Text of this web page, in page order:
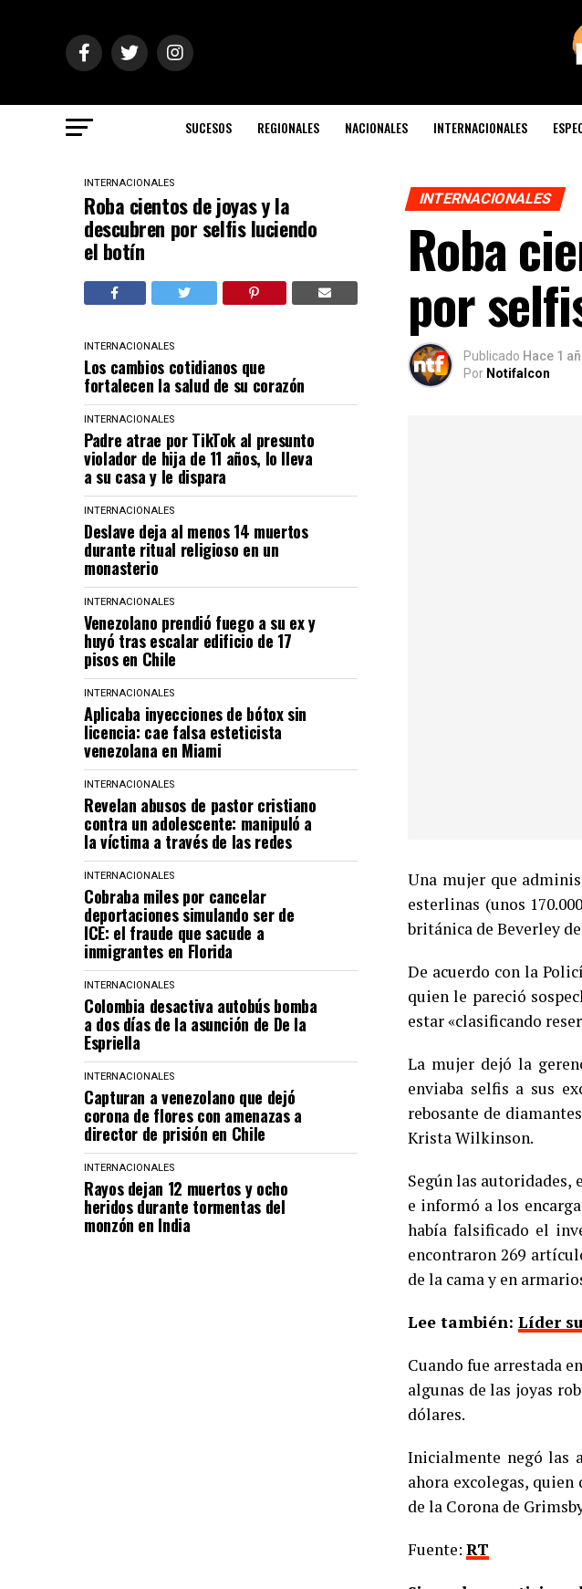
SUCESOS REGIONALES NACIONALES INTERNACIONALES
INTERNACIONALES
Roba cientos de joyas y la
descubren por selfis luciendo
el botín
INTERNACIONALES
Los cambios cotidianos que
fortalecen la salud de su corazón
INTERNACIONALES
Padre atrae por TikTok al presunto
violador de hija de 11 años, lo lleva
a su casa y le dispara
INTERNACIONALES
Deslave deja al menos 14 muertos
durante ritual religioso en un
monasterio
INTERNACIONALES
Venezolano prendió fuego a su ex y
huyó tras escalar edificio de 17
pisos en Chile
INTERNACIONALES
Aplicaba inyecciones de bótox sin
licencia: cae falsa esteticista
venezolana en Miami
INTERNACIONALES
Revelan abusos de pastor cristiano
contra un adolescente: manipuló a
la víctima a través de las redes
INTERNACIONALES
Cobraba miles por cancelar
deportaciones simulando ser de
ICE: el fraude que sacude a
inmigrantes en Florida
INTERNACIONALES
Colombia desactiva autobús bomba
a dos días de la asunción de De la
Espriella
INTERNACIONALES
Capturan a venezolano que dejó
corona de flores con amenazas a
director de prisión en Chile
INTERNACIONALES
Rayos dejan 12 muertos y ocho
heridos durante tormentas del
monzón en India
INTERNACIONALES
Roba
por
Publicado Hace 1
Por Notifalcon
Una mujer que
esterlinas (unos
británica de Beverley
De acuerdo con la
quien le pareció
estar «clasificando
La mujer dejó la
enviaba selfis a sus
rebosante de
Krista Wilkinson.
Según las autoridades,
e informó a los
había falsificado el
encontraron 269
de la cama y en
Lee también: Líder
Cuando fue arrestada
algunas de las joyas
dólares.
Inicialmente negó las
ahora excolegas,
de la Corona de
Fuente: RT